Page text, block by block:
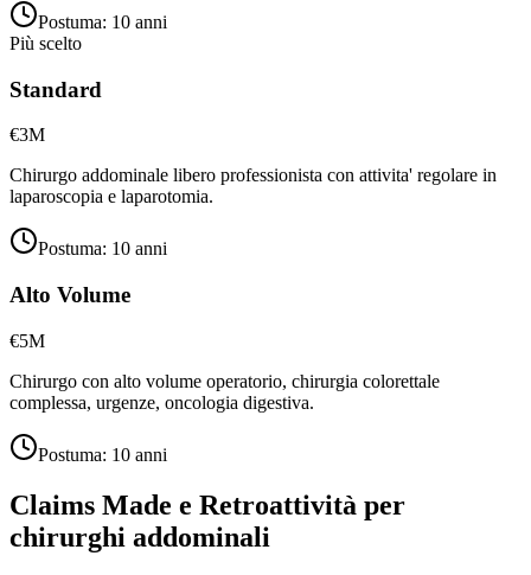
Postuma: 10 anni
Più scelto
Standard
€3M
Chirurgo addominale libero professionista con attivita' regolare in
laparoscopia e laparotomia.
Postuma: 10 anni
Alto Volume
€5M
Chirurgo con alto volume operatorio, chirurgia colorettale
complessa, urgenze, oncologia digestiva.
Postuma: 10 anni
Claims Made e Retroattività per
chirurghi addominali